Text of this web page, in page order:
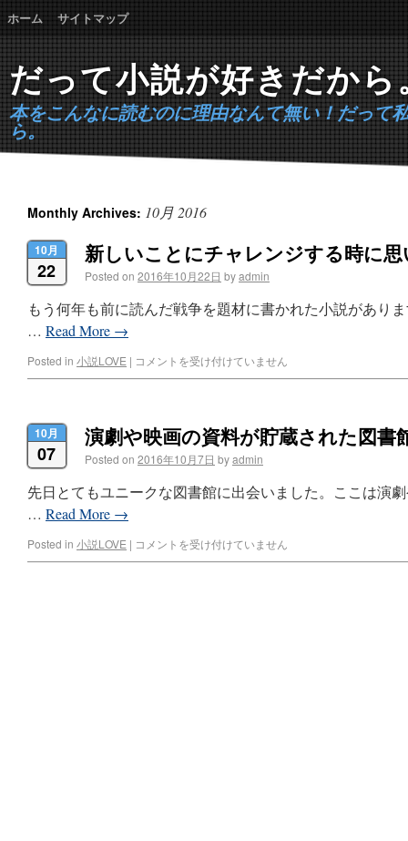
ホーム サイトマップ
だって小説が好きだから
本をこんなに読むのに理由なんて無い！だって
ら。
Monthly Archives: 10月 2016
10月
22
新しいことにチャレンジする時に
Posted on 2016年10月22日 byadmin
もう何年も前に読んだ戦争を題材に書かれた小説があり
… Read More →
Posted in 小説LOVE | コメントを受け付けていません
10月
07
演劇や映画の資料が貯蔵された図書
Posted on 2016年10月7日 byadmin
先日とてもユニークな図書館に出会いました。ここは演
… Read More →
Posted in 小説LOVE | コメントを受け付けていません